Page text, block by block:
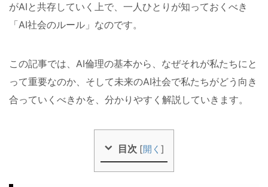
がAIと共存していく上で、一人ひとりが知っておくべき
「AI社会のルール」なのです。
この記事では、AI倫理の基本から、なぜそれが私たちにと
って重要なのか、そして未来のAI社会で私たちがどう向き
合っていくべきかを、分かりやすく解説していきます。
目次 [開く ]